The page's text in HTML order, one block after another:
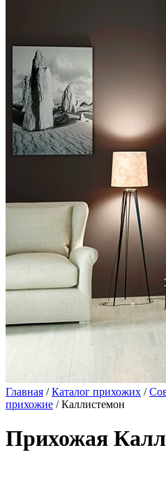
Главная /Каталог прихожих /
прихожие / Каллистемон
Прихожая